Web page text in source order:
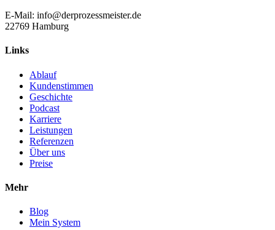
E-Mail: info@derprozessmeister.de
22769 Hamburg
Links
Ablauf
Kundenstimmen
Geschichte
Podcast
Karriere
Leistungen
Referenzen
Über uns
Preise
Mehr
Blog
Mein System